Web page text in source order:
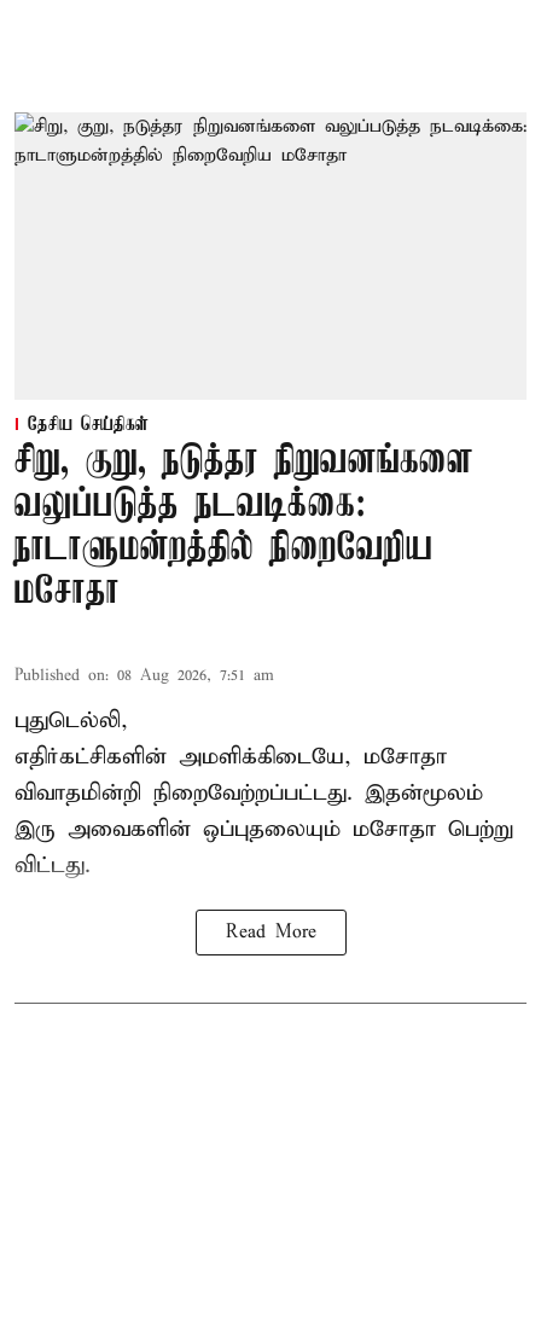
தேசிய செய்திகள்
சிறு, குறு, நடுத்தர நிறுவனங்களை
வலுப்படுத்த நடவடிக்கை:
நாடாளுமன்றத்தில் நிறைவேறிய
மசோதா
Published on: 08 Aug 2026, 7:51 am
புதுடெல்லி,
எதிர்கட்சிகளின் அமளிக்கிடையே, மசோதா
விவாதமின்றி நிறைவேற்றப்பட்டது. இதன்மூலம்
இரு அவைகளின் ஒப்புதலையும் மசோதா பெற்று
விட்டது.
Read More